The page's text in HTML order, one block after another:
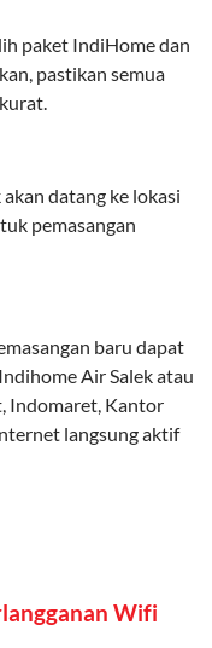
Paket
fitur lengkap,
yang
tinggi.
Keluarga
One adalah Paket
30 GB, Anda
keluarga
kuota.
sama oleh
yang terdaftar.
paket IndiHome dan
pastikan semua
datang ke lokasi
pemasangan
baru dapat
Air Salek atau
Indomaret, Kantor
langsung aktif
Wifi